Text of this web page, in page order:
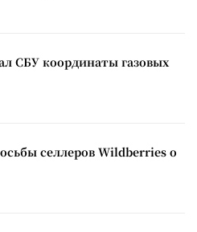
СБУ координаты газовых
селлеров Wildberries о